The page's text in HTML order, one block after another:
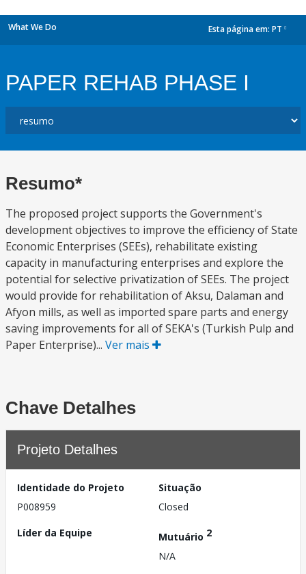
What We Do Esta página em: PT
PAPER REHAB PHASE I
Resumo*
The proposed project supports the Government's
development objectives to improve the efficiency of State
Economic Enterprises (SEEs), rehabilitate existing
capacity in manufacturing enterprises and explore the
potential for selective privatization of SEEs. The project
would provide for rehabilitation of Aksu, Dalaman and
Afyon mills, as well as imported spare parts and energy
saving improvements for all of SEKA's (Turkish Pulp and
Paper Enterprise)... Ver mais
Chave Detalhes
Projeto Detalhes
Identidade do Projeto
P008959
Situação
Closed
Líder da Equipe
Mutuário 2
N/A